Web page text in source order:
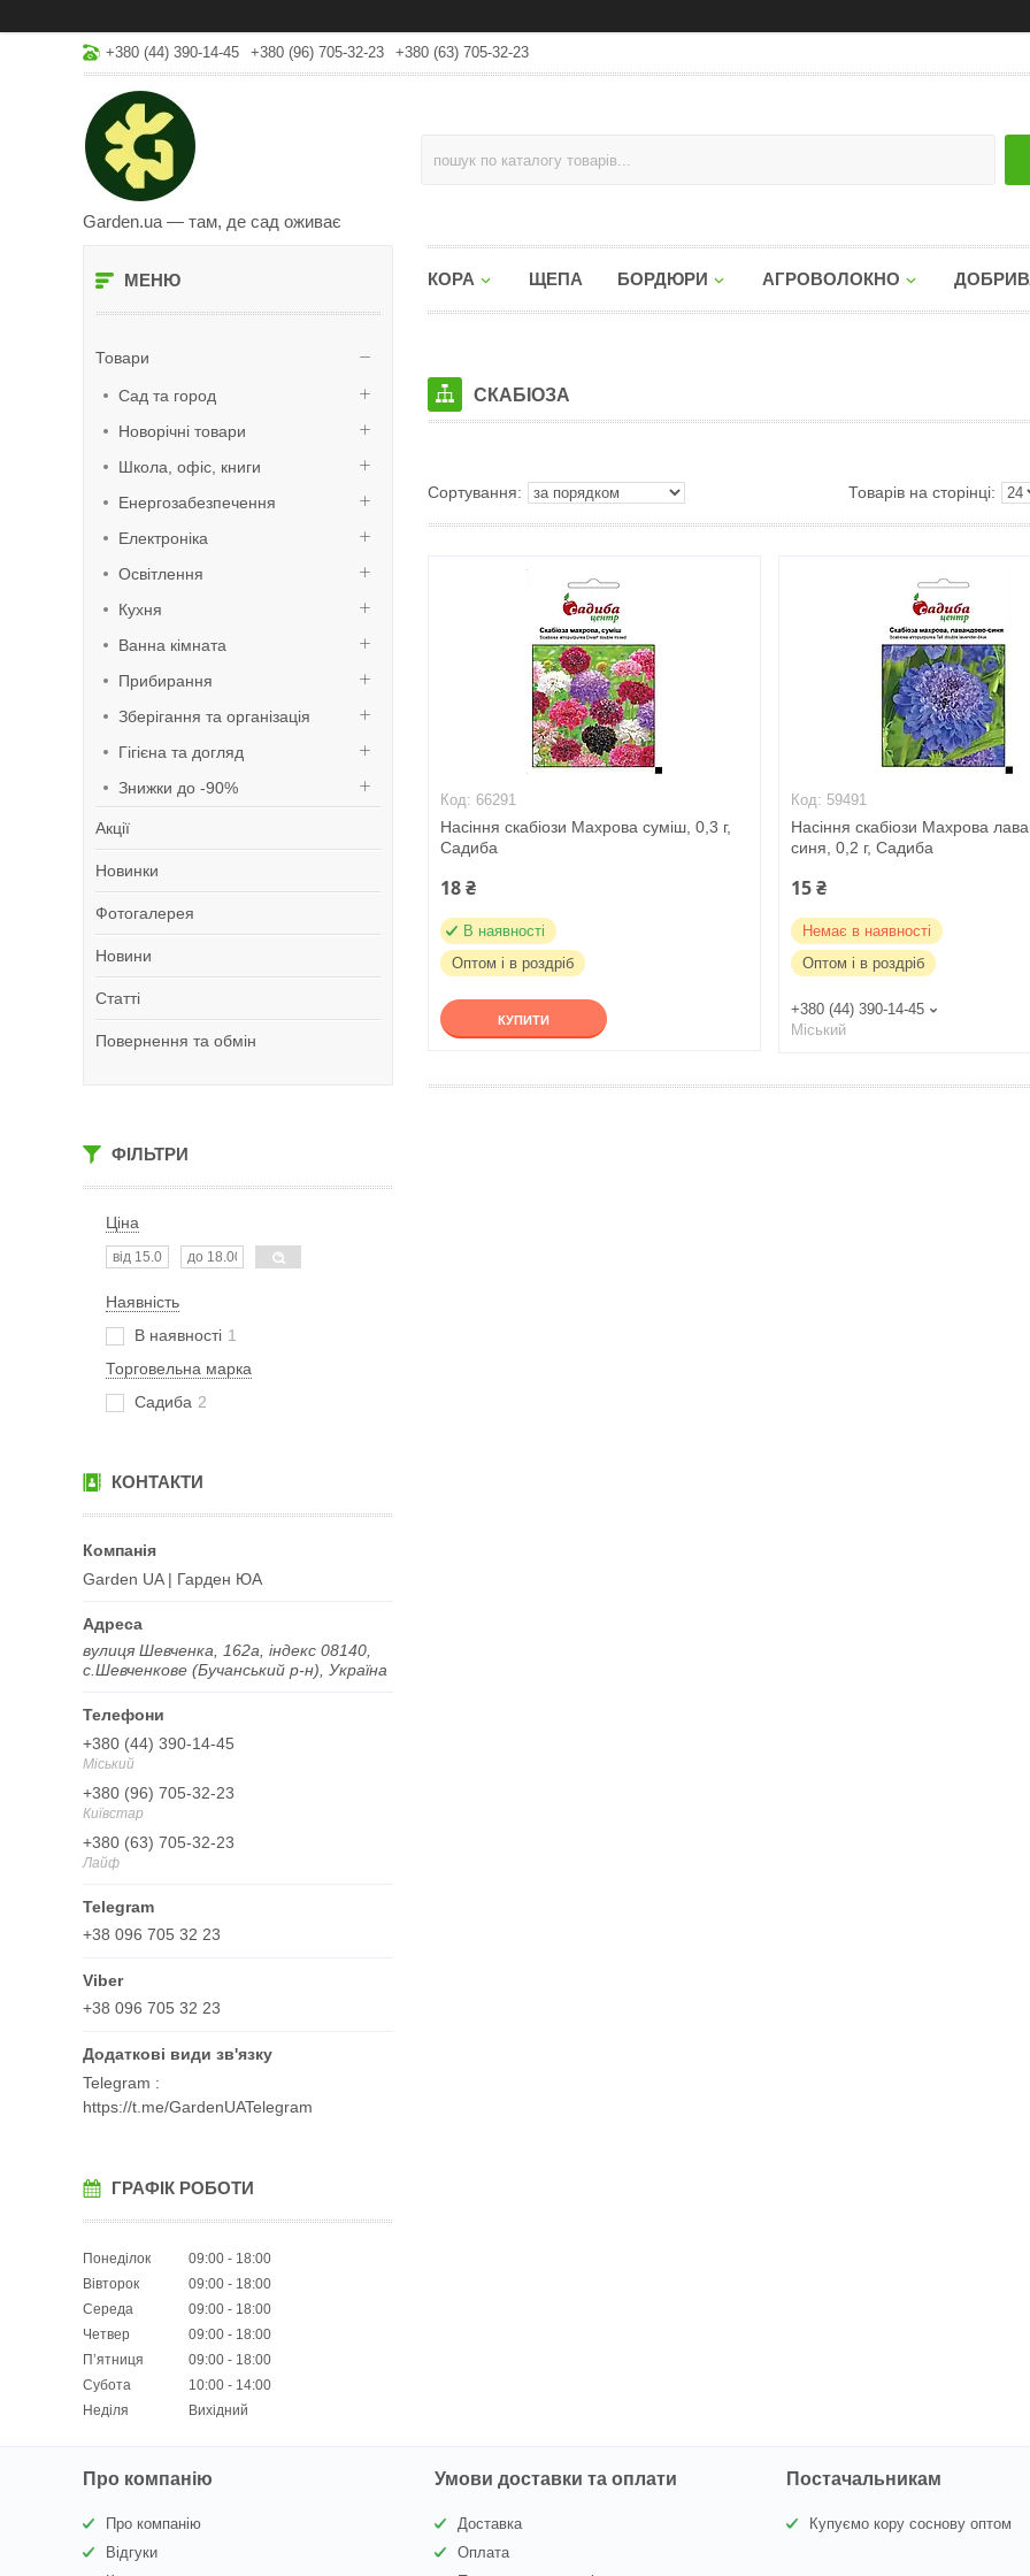
+380 (44) 390-14-45 +380 (96) 705-32-23 +380 (63) 705-32-23
Garden.ua — там, де сад оживає
Товари
Сад та город
Новорічні товари
Школа, офіс, книги
Енергозабезпечення
Електроніка
Освітлення
Кухня
Ванна кімната
Прибирання
Зберігання та організація
Гігієна та догляд
Знижки до -90%
Акції
Новинки
Фотогалерея
Новини
Статті
Повернення та обмін
ФІЛЬТРИ
Ціна
Наявність
В наявності 1
Торговельна марка
Садиба 2
КОНТАКТИ
Garden UA | Гарден ЮА
вулиця Шевченка, 162а, індекс 08140,
с.Шевченкове (Бучанський р-н), Україна
+380 (44) 390-14-45
Міський
+380 (96) 705-32-23
Київстар
+380 (63) 705-32-23
Лайф
+38 096 705 32 23
+38 096 705 32 23
Telegram
https://t.me/GardenUATelegram
ГРАФІК РОБОТИ
Понеділок 09:00
18:00
Вівторок
09:00
18:00
Середа
09:00
18:00
Четвер
09:00
18:00
Пʼятниця
09:00
18:00
Субота
10:00
14:00
Неділя
Вихідний
КОРА ЩЕПА БОРДЮРИ АГРОВОЛОКНО
СКАБІОЗА
66291
Насіння скабіози Махрова суміш, 0,3 г,
Садиба
18 ₴
В наявності
Оптом і в роздріб
КУПИТИ
59491
Насіння скабіози Махрова
синя, 0,2 г, Садиба
15 ₴
Немає в наявності
Оптом і в роздріб
+380 (44) 390-14-45
Міський
Про компанію
Про компанію
Відгуки
Умови доставки та оплати
Доставка
Оплата
Постачальникам
Купуємо кору соснову оптом